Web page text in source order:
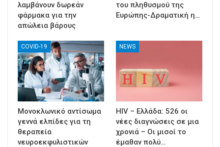
λαμβάνουν δωρεάν
φάρμακα για την
απώλεια βάρους
του πληθυσμού της
Ευρώπης-Δραματική η…
COVID-19
Μονοκλωνικό αντίσωμα
γεννά ελπίδες για τη
θεραπεία
νευροεκφυλιστικών
NEWS
HIV – Ελλάδα: 526 οι
νέες διαγνώσεις σε μια
χρονιά – Οι μισοί το
έμαθαν πολύ…